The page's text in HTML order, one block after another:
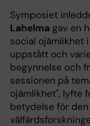
Symposiet
Lahelma gav en
social ojämlikhet
uppstått och
begynnelse och
sessionen på
ojämlikhet", lyfte
betydelse för